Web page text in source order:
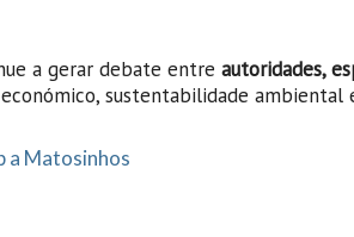
a gerar debate entre autoridades,
sustentabilidade
a Matosinhos